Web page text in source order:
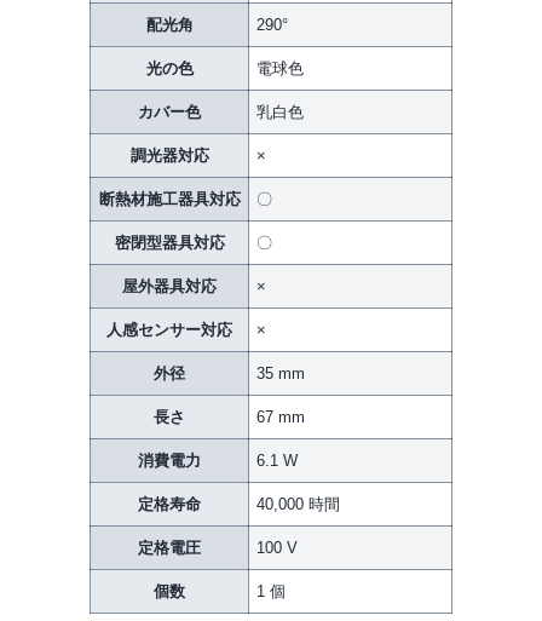
配光角 290°
光の色 電球色
カバー色 乳白色
調光器対応 ×
断熱材施工器具対応 〇
密閉型器具対応 〇
屋外器具対応 ×
人感センサー対応 ×
外径 35 mm
長さ 67 mm
消費電力 6.1 W
定格寿命 40,000 時間
定格電圧 100 V
個数 1 個